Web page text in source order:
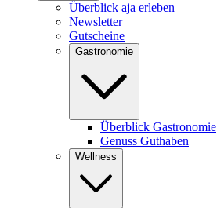
Überblick aja erleben
Newsletter
Gutscheine
Gastronomie
Überblick Gastronomie
Genuss Guthaben
Wellness